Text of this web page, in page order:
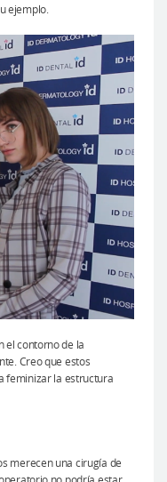
ejemplo.
el contorno de la
Creo que estos
feminizar la estructura
merecen una cirugía de